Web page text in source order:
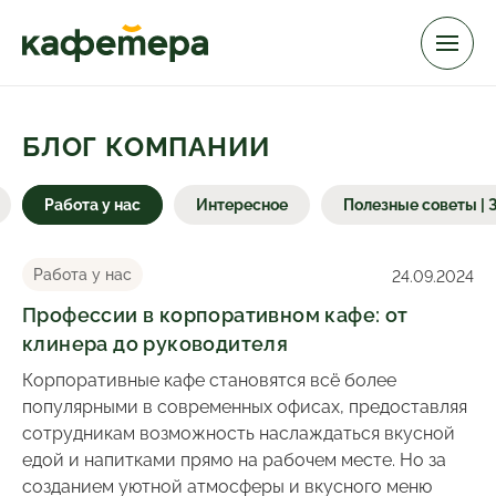
корпоративных кафе
Кофейни и рестораны
БарКas
Кейтеринг
Обслуживание вахтовых
поселков
БЛОГ КОМПАНИИ
Работа у нас Интересное Полезные советы
Работа у нас 24.09.2024
Профессии в корпоративном кафе: от
клинера до руководителя
Корпоративные кафе становятся всё более
популярными в современных офисах, предоставляя
сотрудникам возможность наслаждаться вкусной
едой и напитками прямо на рабочем месте. Но за
созданием уютной атмосферы и вкусного меню